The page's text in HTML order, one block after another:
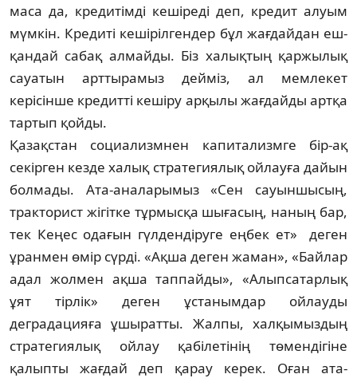
маса да, кредитімді ке­шіре­ді деп, кредит алуым
мүм­кін. Кредиті кешіріл­ген­дер бұл жағдайдан еш­
қандай сабақ ал­май­ды. Біз халықтың қар­жылық
сауатын арт­тыра­мыз дейміз, ал мем­лекет
керісінше кре­дитті ке­шіру арқылы жа­ғ­д­ай­ды артқа
тар­тып қойды.
Қазақстан социализмнен капитализмге бір-ақ
секірген кезде халық стратегиялық ой­лауға дайын
болмады. Ата-аналарымыз «Сен сауын­шысың,
тракторист жігітке тұрмысқа шы­ғасың, наның бар,
тек Кеңес одағын гүл­дендіруге еңбек ет» деген
ұранмен өмір сүрді. «Ақ­ша деген жаман», «Байлар
адал жолмен ақ­ша таппайды», «Алыпсатарлық
ұят тірлік» де­ген ұстанымдар ойлауды
деградацияға ұшы­рат­ты. Жалпы, халқымыздың
стратегиялық ой­лау қабілетінің төмендігіне
қалыпты жағдай деп қарау керек. Оған ата-